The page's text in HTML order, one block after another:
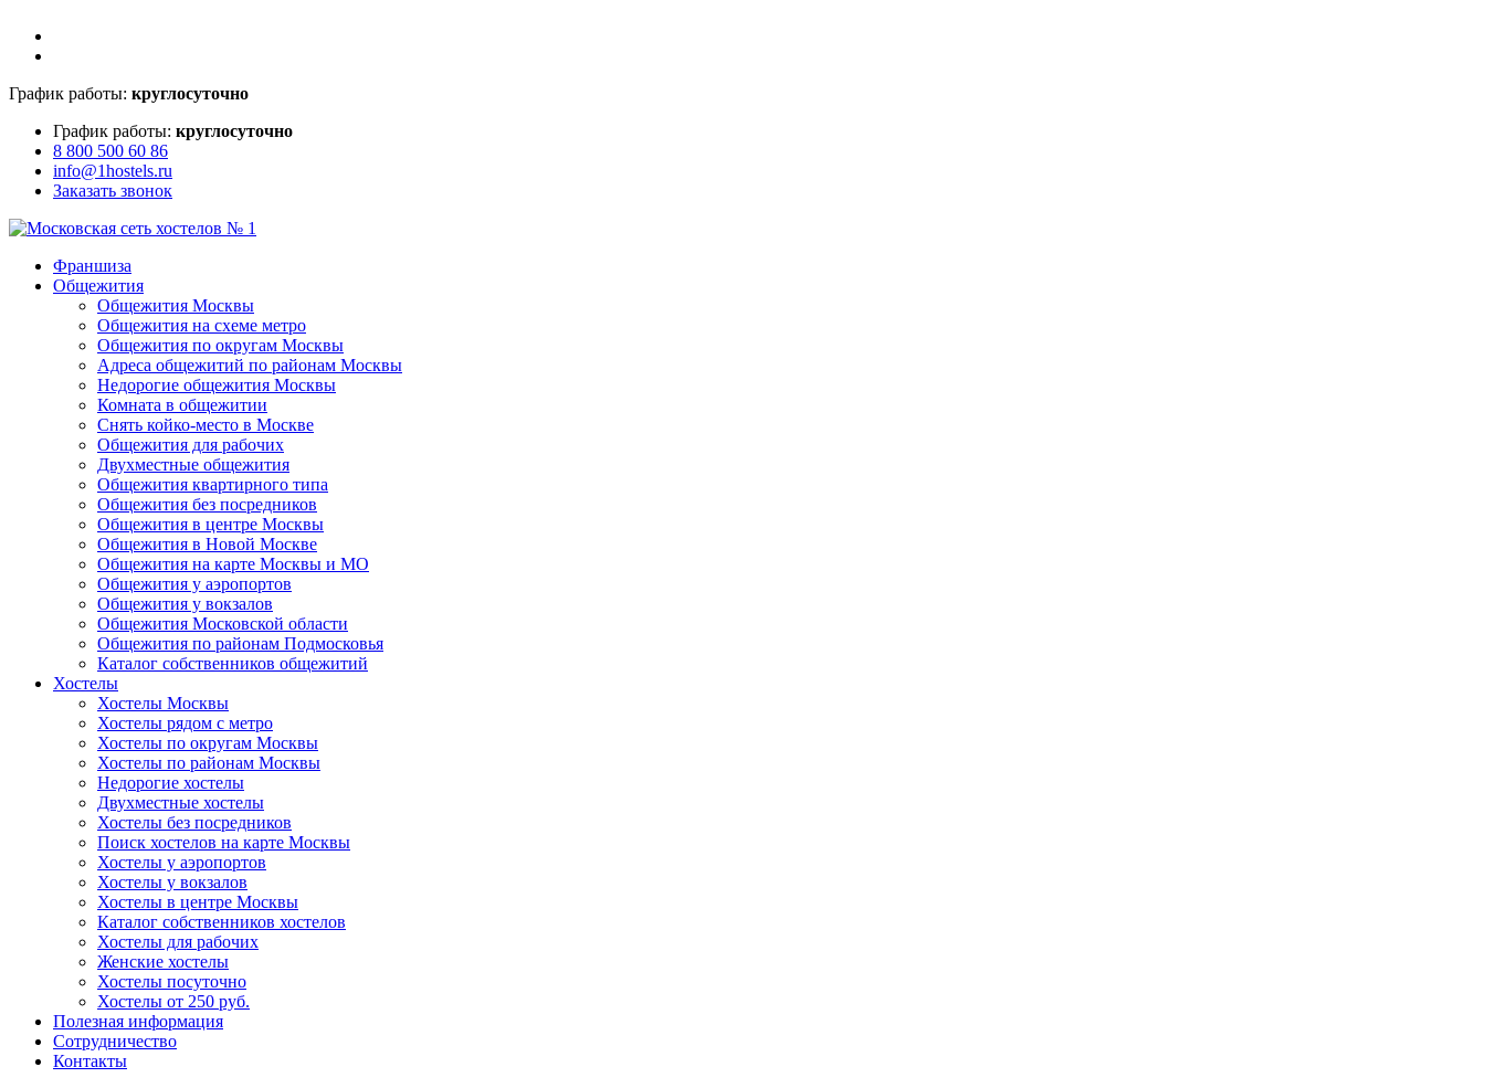
График работы: круглосуточно
График работы: круглосуточно
8 800 500 60 86
info@1hostels.ru
Заказать звонок
Франшиза
Общежития
Общежития Москвы
Общежития на схеме метро
Общежития по округам Москвы
Адреса общежитий по районам Москвы
Недорогие общежития Москвы
Комната в общежитии
Снять койко-место в Москве
Общежития для рабочих
Двухместные общежития
Общежития квартирного типа
Общежития без посредников
Общежития в центре Москвы
Общежития в Новой Москве
Общежития на карте Москвы и МО
Общежития у аэропортов
Общежития у вокзалов
Общежития Московской области
Общежития по районам Подмосковья
Каталог собственников общежитий
Хостелы
Хостелы Москвы
Хостелы рядом с метро
Хостелы по округам Москвы
Хостелы по районам Москвы
Недорогие хостелы
Двухместные хостелы
Хостелы без посредников
Поиск хостелов на карте Москвы
Хостелы у аэропортов
Хостелы у вокзалов
Хостелы в центре Москвы
Каталог собственников хостелов
Хостелы для рабочих
Женские хостелы
Хостелы посуточно
Хостелы от 250 руб.
Полезная информация
Сотрудничество
Контакты